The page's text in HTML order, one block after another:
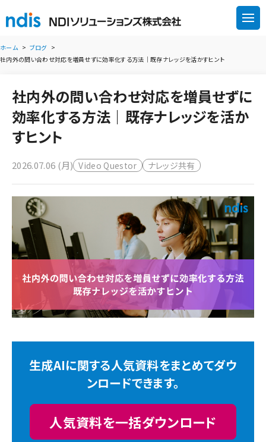
ホーム
ブログ
社内外の問い合わせ対応を増員せずに効率化する方法｜既存ナレッジを活かすヒント
社内外の問い合わせ対応を増員せずに
効率化する方法｜既存ナレッジを活か
すヒント
2026.07.06 (月) Video Questor ナレッジ共有
生成AIに関する人気資料をまとめてダウ
ンロードできます。
人気資料を一括ダウンロード